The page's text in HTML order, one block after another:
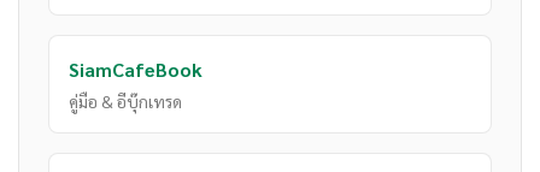
SiamCafeBook
คู่มือ & อีบุ๊กเทรด